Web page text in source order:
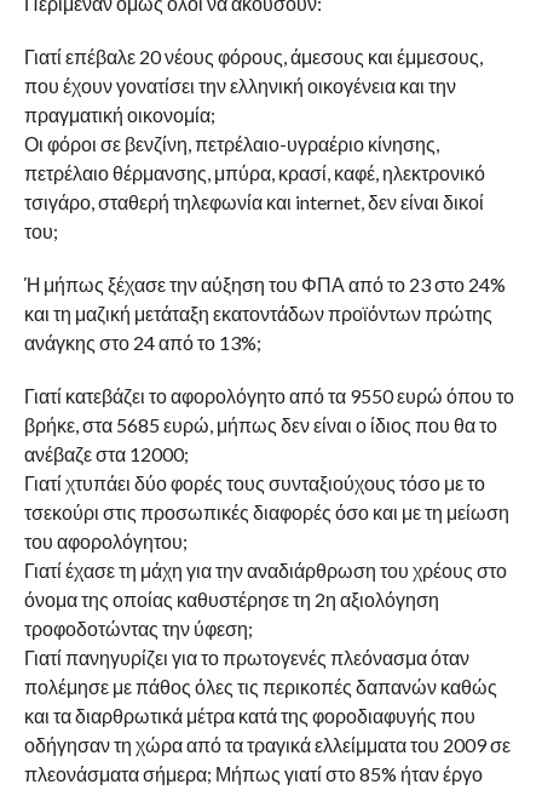
Γιατί επέβαλε 20 νέους φόρους, άμεσους και έμμεσους,
που έχουν γονατίσει την ελληνική οικογένεια και την
πραγματική οικονομία;
Οι φόροι σε βενζίνη, πετρέλαιο-υγραέριο κίνησης,
πετρέλαιο θέρμανσης, μπύρα, κρασί, καφέ, ηλεκτρονικό
τσιγάρο, σταθερή τηλεφωνία και internet, δεν είναι δικοί
του;
Ή μήπως ξέχασε την αύξηση του ΦΠΑ από το 23 στο 24%
και τη μαζική μετάταξη εκατοντάδων προϊόντων πρώτης
ανάγκης στο 24 από το 13%;
Γιατί κατεβάζει το αφορολόγητο από τα 9550 ευρώ όπου το
βρήκε, στα 5685 ευρώ, μήπως δεν είναι ο ίδιος που θα το
ανέβαζε στα 12000;
Γιατί χτυπάει δύο φορές τους συνταξιούχους τόσο με το
τσεκούρι στις προσωπικές διαφορές όσο και με τη μείωση
του αφορολόγητου;
Γιατί έχασε τη μάχη για την αναδιάρθρωση του χρέους στο
όνομα της οποίας καθυστέρησε τη 2η αξιολόγηση
τροφοδοτώντας την ύφεση;
Γιατί πανηγυρίζει για το πρωτογενές πλεόνασμα όταν
πολέμησε με πάθος όλες τις περικοπές δαπανών καθώς
και τα διαρθρωτικά μέτρα κατά της φοροδιαφυγής που
οδήγησαν τη χώρα από τα τραγικά ελλείμματα του 2009 σε
πλεονάσματα σήμερα; Μήπως γιατί στο 85% ήταν έργο